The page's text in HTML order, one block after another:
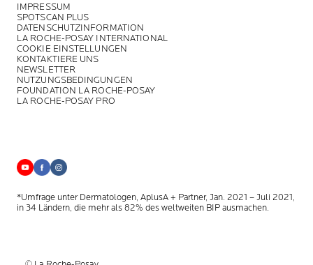
IMPRESSUM
SPOTSCAN PLUS
DATENSCHUTZINFORMATION
LA ROCHE-POSAY INTERNATIONAL
COOKIE EINSTELLUNGEN
KONTAKTIERE UNS
NEWSLETTER
NUTZUNGSBEDINGUNGEN
FOUNDATION LA ROCHE-POSAY
LA ROCHE-POSAY PRO
*Umfrage unter Dermatologen, AplusA + Partner, Jan. 2021 – Juli 2021,
in 34 Ländern, die mehr als 82% des weltweiten BIP ausmachen.